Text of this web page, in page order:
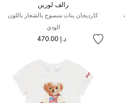
رالف لورين
كارديجان بنات منسوج بالشعار باللون
الودي
د.إ 470.00